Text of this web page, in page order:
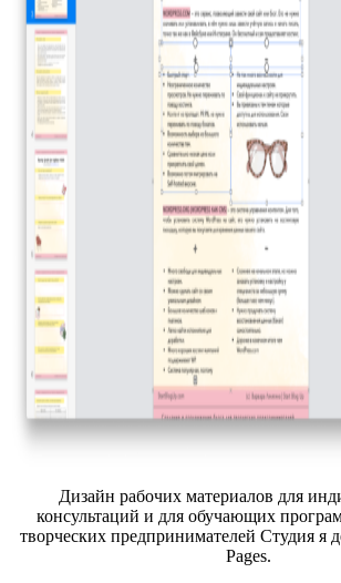
Дизайн рабочих материалов для
консультаций и для обучающих
творческих предпринимателей Студия я
Pages.